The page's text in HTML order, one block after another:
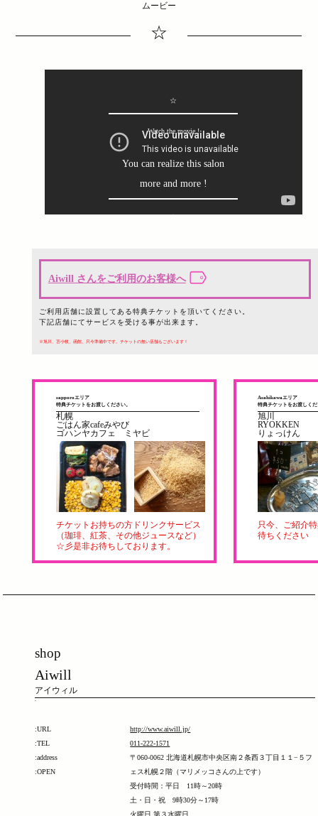
ムービー
☆
☆
Watch the movie !
You can realize this salon
more and more !
☆
Aiwill さんをご利用のお客様へ
ご利用店舗に設置してある特典チケットを頂いてください。
下記店舗にてサービスを受ける事が出来ます。
※旭川、苫小牧、函館、只今準備中です。チケットの無い店舗もございます！
sapporoエリア
特典チケットをお渡しください。
札幌
ごはん家cafeみやび
ゴハンヤカフェ ミヤビ
チケットお持ちの方ドリンクサービス
（珈琲、紅茶、その他ジュースなど）
☆彡是非お待ちしております。
Asahikawaエリア
特典チケットをお渡しくだ
旭川
RYOKKEN
りょっけん
只今、ご紹介
待ちください
shop
Aiwill
アイウィル
-
:URL
:TEL
:address
:OPEN
http://www.aiwill.jp/
011-222-1571
〒060-0062 北海道札幌市中央区南２条西３丁目１１−５フ
ェス札幌２階（マリメッコさんの上です）
受付時間：平日 11時～20時
土・日・祝 9時30分～17時
火曜日 第３水曜日